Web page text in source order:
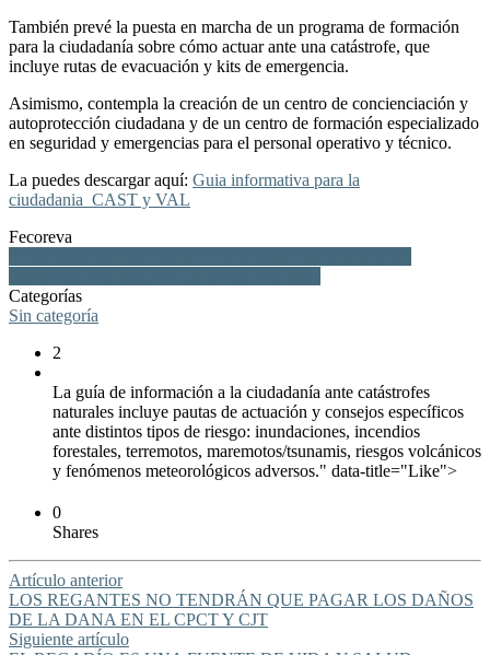
También prevé la puesta en marcha de un programa de formación
para la ciudadanía sobre cómo actuar ante una catástrofe, que
incluye rutas de evacuación y kits de emergencia.
Asimismo, contempla la creación de un centro de concienciación y
autoprotección ciudadana y de un centro de formación especializado
en seguridad y emergencias para el personal operativo y técnico.
La puedes descargar aquí: Guia informativa para la
ciudadania_CAST y VAL
Fecoreva
Categorías
Sin categoría
2
La guía de información a la ciudadanía ante catástrofes
naturales incluye pautas de actuación y consejos específicos
ante distintos tipos de riesgo: inundaciones, incendios
forestales, terremotos, maremotos/tsunamis, riesgos volcánicos
y fenómenos meteorológicos adversos." data-title="Like">
0
Shares
Artículo anterior
LOS REGANTES NO TENDRÁN QUE PAGAR LOS DAÑOS
DE LA DANA EN EL CPCT Y CJT
Siguiente artículo